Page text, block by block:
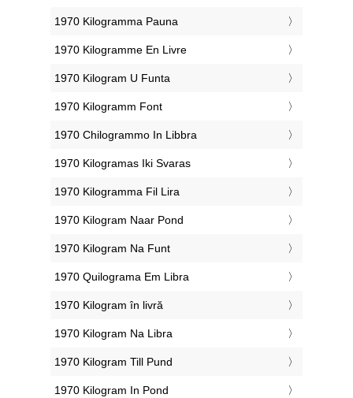
‎1970 Kilogramma Pauna
‎1970 Kilogramme En Livre
‎1970 Kilogram U Funta
‎1970 Kilogramm Font
‎1970 Chilogrammo In Libbra
‎1970 Kilogramas Iki Svaras
‎1970 Kilogramma Fil Lira
‎1970 Kilogram Naar Pond
‎1970 Kilogram Na Funt
‎1970 Quilograma Em Libra
‎1970 Kilogram în livră
‎1970 Kilogram Na Libra
‎1970 Kilogram Till Pund
‎1970 Kilogram In Pond